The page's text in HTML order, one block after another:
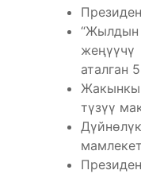
“Жылдын
аталган
Жакынкы
түзүү